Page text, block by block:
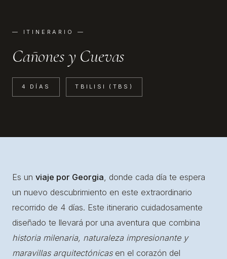
— ITINERARIO —
Cañones y Cuevas
4 DÍAS TBILISI (TBS)
Es un viaje por Georgia, donde cada día te espera
un nuevo descubrimiento en este extraordinario
recorrido de 4 días. Este itinerario cuidadosamente
diseñado te llevará por una aventura que combina
historia milenaria, naturaleza impresionante y
maravillas arquitectónicasen el corazón del